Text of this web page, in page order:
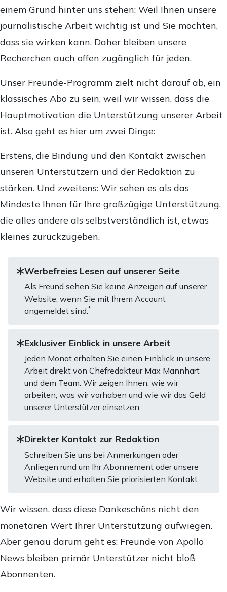
einem Grund hinter uns stehen: Weil Ihnen unsere
journalistische Arbeit wichtig ist und Sie möchten,
dass sie wirken kann. Daher bleiben unsere
Recherchen auch offen zugänglich für jeden.
Unser Freunde-Programm zielt nicht darauf ab, ein
klassisches Abo zu sein, weil wir wissen, dass die
Hauptmotivation die Unterstützung unserer Arbeit
ist. Also geht es hier um zwei Dinge:
Erstens, die Bindung und den Kontakt zwischen
unseren Unterstützern und der Redaktion zu
stärken. Und zweitens: Wir sehen es als das
Mindeste Ihnen für Ihre großzügige Unterstützung,
die alles andere als selbstverständlich ist, etwas
kleines zurückzugeben.
Werbefreies Lesen auf unserer Seite
Als Freund sehen Sie keine Anzeigen auf unserer
Website, wenn Sie mit Ihrem Account
angemeldet sind.*
Exklusiver Einblick in unsere Arbeit
Jeden Monat erhalten Sie einen Einblick in unsere
Arbeit direkt von Chefredakteur Max Mannhart
und dem Team. Wir zeigen Ihnen, wie wir
arbeiten, was wir vorhaben und wie wir das Geld
unserer Unterstützer einsetzen.
Direkter Kontakt zur Redaktion
Schreiben Sie uns bei Anmerkungen oder
Anliegen rund um Ihr Abonnement oder unsere
Website und erhalten Sie priorisierten Kontakt.
Wir wissen, dass diese Dankeschöns nicht den
monetären Wert Ihrer Unterstützung aufwiegen.
Aber genau darum geht es: Freunde von Apollo
News bleiben primär Unterstützer nicht bloß
Abonnenten.